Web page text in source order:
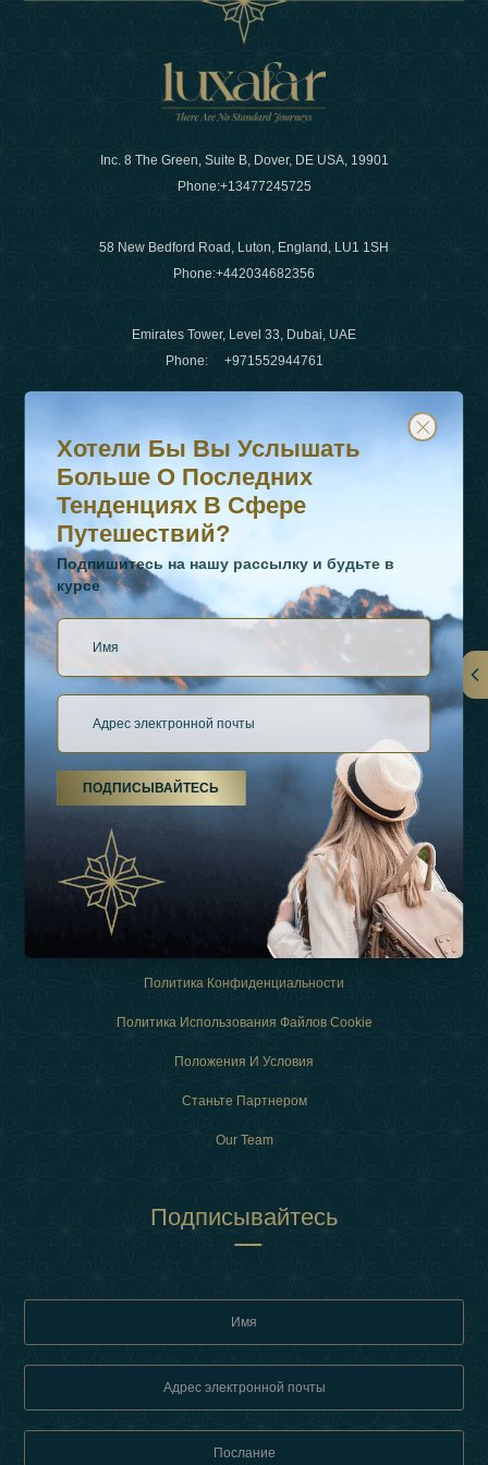
Inc. 8 The Green, Suite B, Dover, DE USA, 19901
Phone:+13477245725
58 New Bedford Road, Luton, England, LU1 1SH
Phone:+442034682356
Emirates Tower, Level 33, Dubai, UAE
Phone: +971552944761
WhatsApp Нет :+442034682356
+971552944761
О Нас
Виды Отдыха
Связаться
Политика Конфиденциальности
Политика Использования Файлов Cookie
Положения И Условия
Станьте Партнером
Our Team
Подписывайтесь
Хотели бы вы услышать больше о последних
Подпишитесь на нашу рассылку и будьте в курсе
Хотели Бы Вы Услышать
Больше О Последних
Тенденциях В Сфере
Путешествий?
Подпишитесь на нашу рассылку и будьте в
курсе
ПОДПИСЫВАЙТЕСЬ